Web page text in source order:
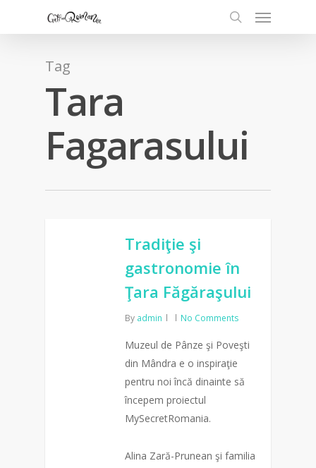
Tag
Tara
Fagarasului
Tradiţie şi
gastronomie în
Ţara Făgăraşului
By admin No Comments
Muzeul de Pânze şi Poveşti
din Mândra e o inspiraţie
pentru noi încă dinainte să
începem proiectul
MySecretRomania.
Alina Zară-Prunean şi familia